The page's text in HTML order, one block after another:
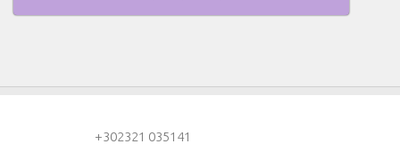
+302321 035141